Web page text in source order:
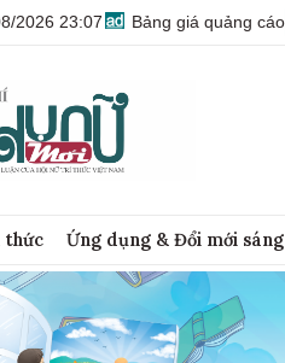
2026 23:07 Bảng giá quảng cáo
thức Ứng dụng & Đổi mới